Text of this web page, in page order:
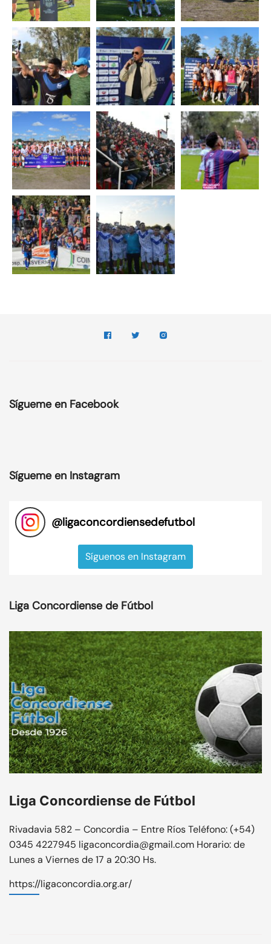
Sígueme en Facebook
Sígueme en Instagram
@ligaconcordiensedefutbol
Síguenos en Instagram
Liga Concordiense de Fútbol
Liga Concordiense de Fútbol
Rivadavia 582 – Concordia – Entre Ríos Teléfono: (+54)
0345 4227945 ligaconcordia@gmail.com Horario: de
Lunes a Viernes de 17 a 20:30 Hs.
https://ligaconcordia.org.ar/